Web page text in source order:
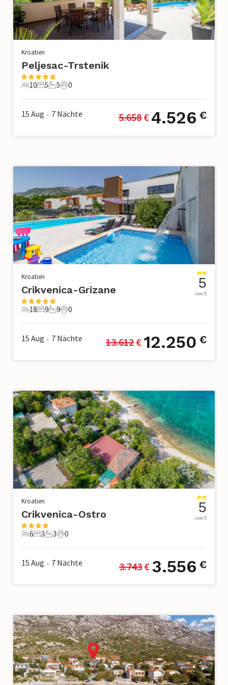
Kroatien
Peljesac-Trstenik
10 Gäste
10
5 Schlafzimmer
5
5 Badezimmer
5
0 Haustiere
0
15 Aug • 7 Nächte 5.658 € 4.526 €
Kroatien
Crikvenica-Grizane
18 Gäste
18
9 Schlafzimmer
9
9 Badezimmer
9
0 Haustiere
0
5
von 5
15 Aug • 7 Nächte 13.612 € 12.250 €
Kroatien
Crikvenica-Ostro
6 Gäste
6
3 Schlafzimmer
3
3 Badezimmer
3
0 Haustiere
0
5
von 5
15 Aug • 7 Nächte 3.743 € 3.556 €